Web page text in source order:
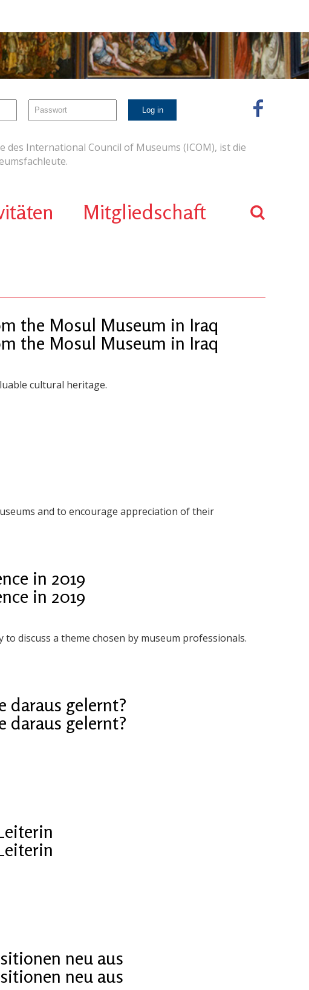
International Council of Museums (ICOM), ist die
Mitgliedschaft
the Mosul Museum in Iraq
the Mosul Museum in Iraq
cultural heritage.
and to encourage appreciation of their
in 2019
in 2019
discuss a theme chosen by museum professionals.
daraus gelernt?
daraus gelernt?
neu aus
neu aus